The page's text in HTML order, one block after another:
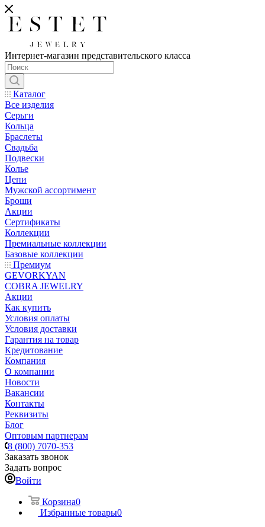
Интернет-магазин представительского класса
Каталог
Все изделия
Серьги
Кольца
Браслеты
Свадьба
Подвески
Колье
Цепи
Мужской ассортимент
Броши
Акции
Сертификаты
Коллекции
Премиальные коллекции
Базовые коллекции
Премиум
GEVORKYAN
COBRA JEWELRY
Акции
Как купить
Условия оплаты
Условия доставки
Гарантия на товар
Кредитование
Компания
О компании
Новости
Вакансии
Контакты
Реквизиты
Блог
Оптовым партнерам
8 (800) 7070-353
Заказать звонок
Задать вопрос
Войти
Корзина0
Избранные товары0